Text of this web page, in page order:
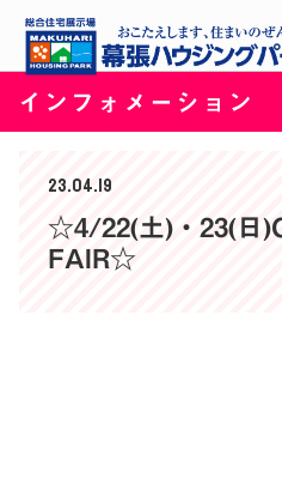
インフォメーション
23.04.19
☆4/22(土)・23(日
FAIR☆